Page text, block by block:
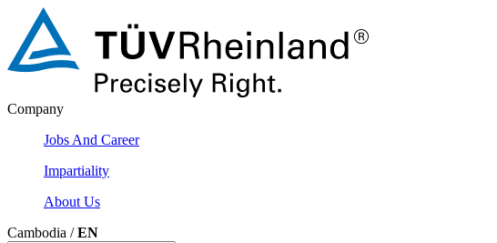
Company
Jobs And Career
Impartiality
About Us
Cambodia /EN